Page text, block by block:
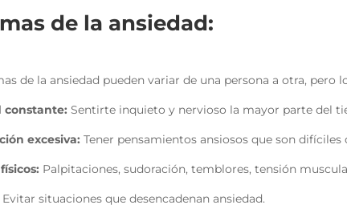
de la ansiedad:
de la ansiedad pueden variar de una persona a otra, pero
Sentirte inquieto y nervioso la mayor parte del
excesiva: Tener pensamientos ansiosos que son difíciles
Palpitaciones, sudoración, temblores, tensión
Evitar situaciones que desencadenan ansiedad.